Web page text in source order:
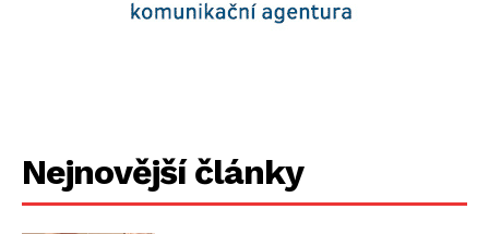
Nejnovější články